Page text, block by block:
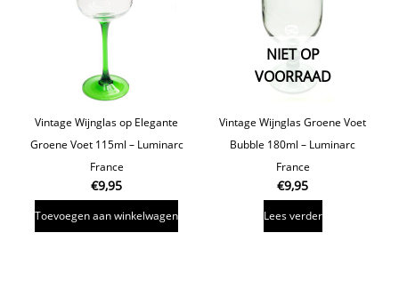
Vintage Wijnglas op Elegante
Groene Voet 115ml – Luminarc
France
€9,95
Toevoegen aan winkelwagen
NIET OP
VOORRAAD
Vintage Wijnglas Groene Voet
Bubble 180ml – Luminarc
France
€9,95
Lees verder